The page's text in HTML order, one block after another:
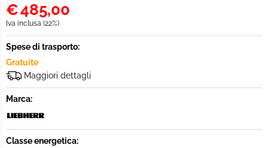
€485,00
Iva inclusa (22%)
Spese di trasporto:
Gratuite
Maggiori dettagli
Marca:
Classe energetica: